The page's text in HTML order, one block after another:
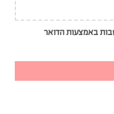
באמצעות הדואר